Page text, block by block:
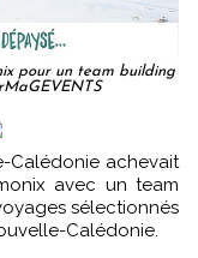
pour un team building
avec un team
sélectionnés
Calédonie.